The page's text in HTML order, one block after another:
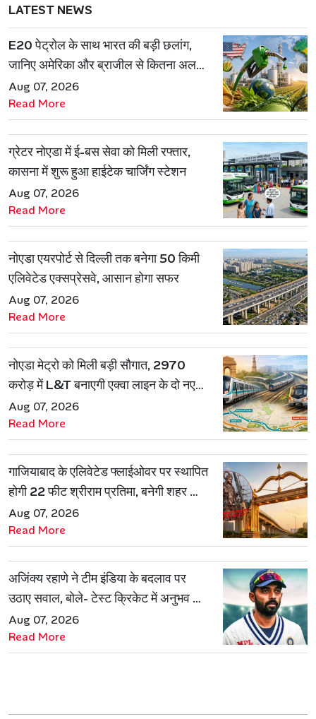
LATEST NEWS
E20 पेट्रोल के साथ भारत की बड़ी छलांग,
जानिए अमेरिका और ब्राजील से कितना अलग
है एथेनॉल मॉडल
Aug 07, 2026
Read More
ग्रेटर नोएडा में ई-बस सेवा को मिली रफ्तार,
कासना में शुरू हुआ हाईटेक चार्जिंग स्टेशन
Aug 07, 2026
Read More
नोएडा एयरपोर्ट से दिल्ली तक बनेगा 50 किमी
एलिवेटेड एक्सप्रेसवे, आसान होगा सफर
Aug 07, 2026
Read More
नोएडा मेट्रो को मिली बड़ी सौगात, 2970
करोड़ में L&T बनाएगी एक्वा लाइन के दो नए
रूट
Aug 07, 2026
Read More
गाजियाबाद के एलिवेटेड फ्लाईओवर पर स्थापित
होगी 22 फीट श्रीराम प्रतिमा, बनेगी शहर की
नई पहचान
Aug 07, 2026
Read More
अजिंक्य रहाणे ने टीम इंडिया के बदलाव पर
उठाए सवाल, बोले- टेस्ट क्रिकेट में अनुभव की
जरूरत हमेशा रहेगी
Aug 07, 2026
Read More